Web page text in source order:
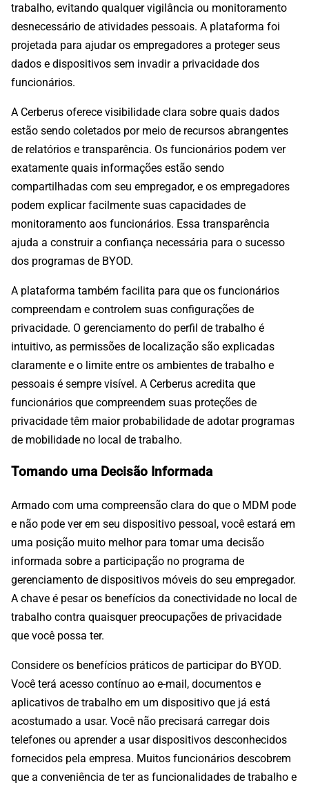
trabalho, evitando qualquer vigilância ou monitoramento
desnecessário de atividades pessoais. A plataforma foi
projetada para ajudar os empregadores a proteger seus
dados e dispositivos sem invadir a privacidade dos
funcionários.
A Cerberus oferece visibilidade clara sobre quais dados
estão sendo coletados por meio de recursos abrangentes
de relatórios e transparência. Os funcionários podem ver
exatamente quais informações estão sendo
compartilhadas com seu empregador, e os empregadores
podem explicar facilmente suas capacidades de
monitoramento aos funcionários. Essa transparência
ajuda a construir a confiança necessária para o sucesso
dos programas de BYOD.
A plataforma também facilita para que os funcionários
compreendam e controlem suas configurações de
privacidade. O gerenciamento do perfil de trabalho é
intuitivo, as permissões de localização são explicadas
claramente e o limite entre os ambientes de trabalho e
pessoais é sempre visível. A Cerberus acredita que
funcionários que compreendem suas proteções de
privacidade têm maior probabilidade de adotar programas
de mobilidade no local de trabalho.
Tomando uma Decisão Informada
Armado com uma compreensão clara do que o MDM pode
e não pode ver em seu dispositivo pessoal, você estará em
uma posição muito melhor para tomar uma decisão
informada sobre a participação no programa de
gerenciamento de dispositivos móveis do seu empregador.
A chave é pesar os benefícios da conectividade no local de
trabalho contra quaisquer preocupações de privacidade
que você possa ter.
Considere os benefícios práticos de participar do BYOD.
Você terá acesso contínuo ao e-mail, documentos e
aplicativos de trabalho em um dispositivo que já está
acostumado a usar. Você não precisará carregar dois
telefones ou aprender a usar dispositivos desconhecidos
fornecidos pela empresa. Muitos funcionários descobrem
que a conveniência de ter as funcionalidades de trabalho e